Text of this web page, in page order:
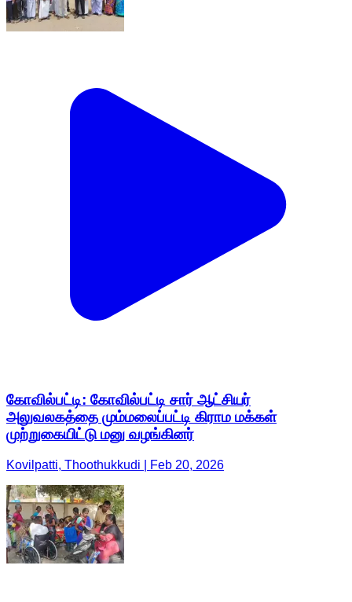
கோவில்பட்டி: கோவில்பட்டி சார் ஆட்சியர்
அலுவலகத்தை மும்மலைப்பட்டி கிராம மக்கள்
முற்றுகையிட்டு மனு வழங்கினர்
Kovilpatti, Thoothukkudi | Feb 20, 2026